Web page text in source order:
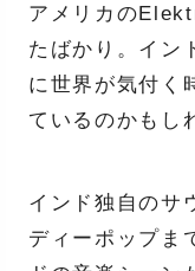
アメリカの
たばかり。イン
に世界が気付く
ているのかもし
インド独自のサ
ディーポップま